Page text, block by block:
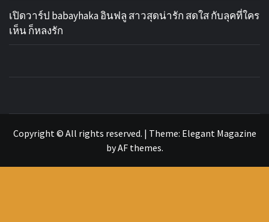
เปิดวาร์ป babayhaka อินฟลู สาวสุดน่ารัก สดใส กับลุคที่ใคร
เห็น ก็หลงรัก
รวม ข่าว
ฟุตบอล
อัพเดตใหม่
ซื้อขายนักเตะ คอบอลอย่างคุณไม่ควรพลาด
Copyright © All rights reserved. | Theme: Elegant Magazine
byAF themes.